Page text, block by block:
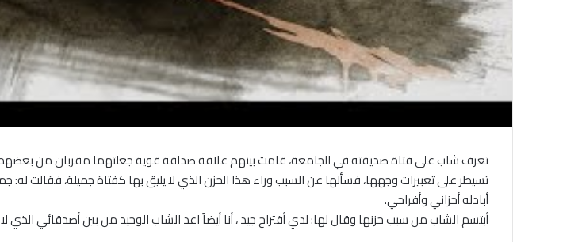
تعرف شاب على فتاة صديقته في الجامعة، قامت بينهم علاقة صداقة قوية جعلتهما مقربان من
تسيطر على تعبيرات وجهها، فسألها عن السبب وراء هذا الحزن الذي لا يليق بها كفتاة جميلة،
أبادله أحزاني وأفراحي.
أبتسم الشاب من سبب حزنها وقال لها: لدي أقتراح جيد ، أنا أيضاً اعد الشاب الوحيد من بين أصدقائي